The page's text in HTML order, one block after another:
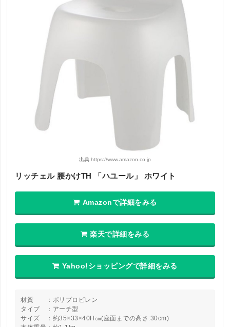
出典: https://www.amazon.co.jp
リッチェル 腰かけTH 「ハユール」 ホワイト
Amazonで詳細をみる
楽天で詳細をみる
Yahoo!ショッピングで詳細をみる
材質 ：ポリプロピレン
タイプ ：アーチ型
サイズ ：約35×33×40H㎝(座面までの高さ:30cm)